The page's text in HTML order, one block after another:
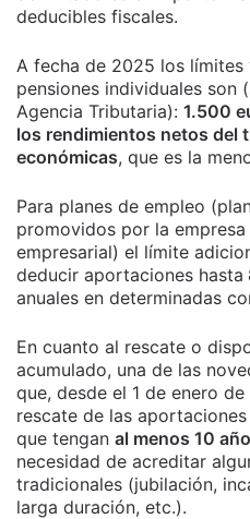
deducibles fiscales.
A fecha de 2025 los
pensiones individuales son
Agencia Tributaria): 1.500
los rendimientos netos del
económicas, que es la
Para planes de empleo
promovidos por la
empresarial) el límite
deducir aportaciones hasta
anuales en determinadas
En cuanto al rescate o
acumulado, una de las
que, desde el 1 de enero
rescate de las
que tengan al menos 10
necesidad de acreditar
tradicionales (jubilación,
larga duración, etc.).